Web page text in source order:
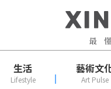
生活
Lifestyle
藝術文
Art Pulse